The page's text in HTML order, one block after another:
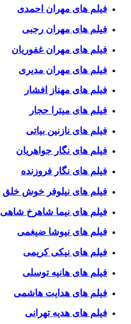
فیلم های مهران احمدی
فیلم های مهران رجبی
فیلم های مهران غفوریان
فیلم های مهران مدیری
فیلم های مهناز افشار
فیلم های میترا حجار
فیلم های نازنین بیاتی
فیلم های نگار جواهریان
فیلم های نگار فروزنده
فیلم های نیلوفر خوش خلق
فیلم های نیما شاهرخ شاهی
فیلم های نیوشا ضیغمی
فیلم های نیکی کریمی
فیلم های هانیه توسلی
فیلم های هدایت هاشمی
فیلم های هدیه تهرانی